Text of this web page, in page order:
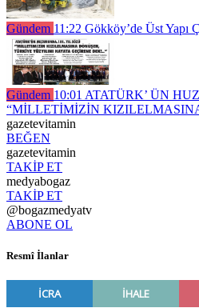
Gündem 11:22 Gökköy’de Üst Yapı
Gündem 10:01 ATATÜRK’ ÜN
“MİLLETİMİZİN
gazetevitamin
BEĞEN
gazetevitamin
TAKİP ET
medyabogaz
TAKİP ET
@bogazmedyatv
ABONE OL
Resmî İlanlar